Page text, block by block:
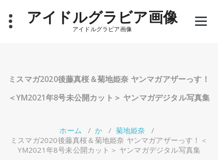
アイドルグラビア画像
アイドルグラビア画像
ミスマガ2020後藤真桜＆菊地姫奈 ヤンマガアザーっす！
＜YM2021年8号未公開カット＞ ヤンマガデジタル写真集
ホーム /か / 菊地姫奈 /
ミスマガ2020後藤真桜＆菊地姫奈 ヤンマガアザーっす！＜
YM2021年8号未公開カット＞ ヤンマガデジタル写真集